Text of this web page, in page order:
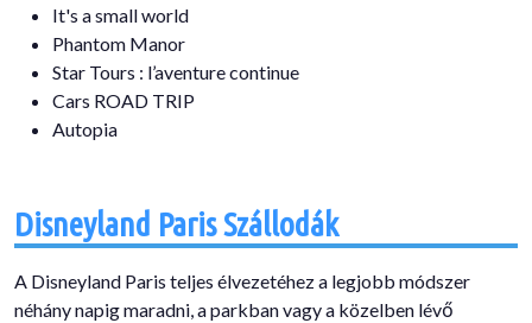
It's a small world
Phantom Manor
Star Tours : l’aventure continue
Cars ROAD TRIP
Autopia
Disneyland Paris Szállodák
A Disneyland Paris teljes élvezetéhez a legjobb módszer
néhány napig maradni, a parkban vagy a közelben lévő